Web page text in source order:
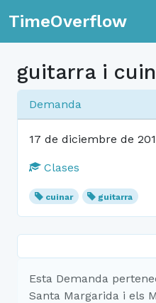
TimeOverflow
guitarra i
Demanda
17 de diciembre de
Clases
cuinar guitarra
Esta Demanda
Santa Margarida i els